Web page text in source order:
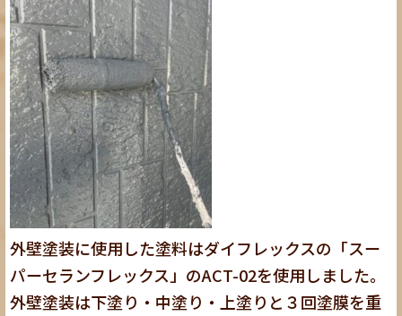
外壁塗装に使用した塗料はダイフレックスの「スー
パーセランフレックス」のACT-02を使用しました。
外壁塗装は下塗り・中塗り・上塗りと３回塗膜を重